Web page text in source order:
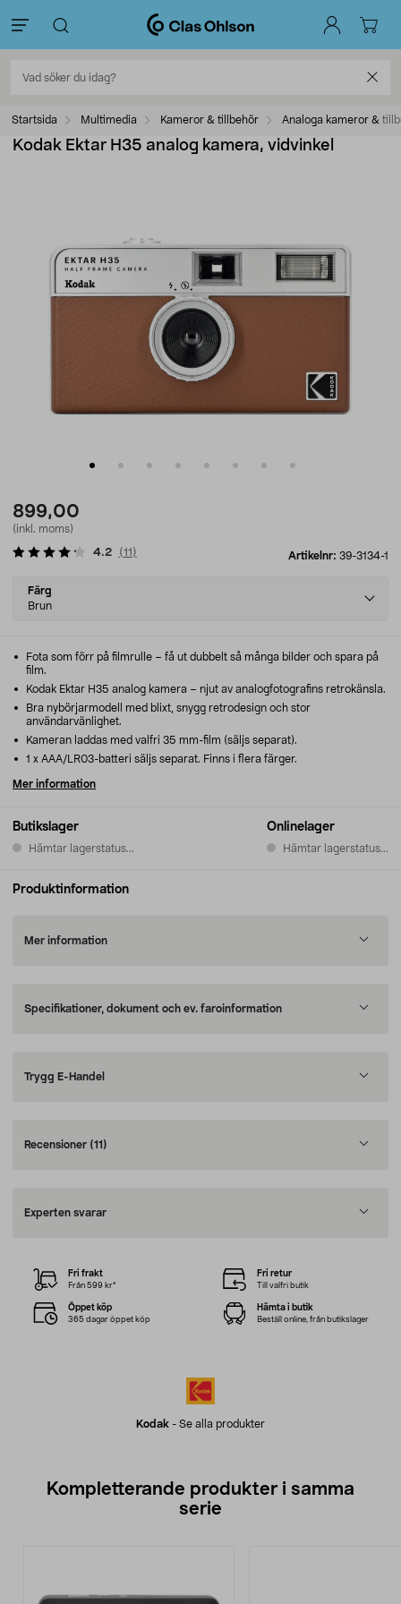
Startsida Multimedia Kameror & tillbehör Analoga kameror &
Kodak Ektar H35 analog kamera, vidvinkel
899,00
(inkl. moms)
Artikelnr: 39-3134-1
4.2 (11 )
Select
variant
Färg
Brun
Butikslager
Hämtar lagerstatus...
Onlinelager
Hämtar lagerstatus...
Fota som förr på filmrulle – få ut dubbelt så många bilder och spara på
film.
Kodak Ektar H35 analog kamera – njut av analogfotografins retrokänsla.
Bra nybörjarmodell med blixt, snygg retrodesign och stor
användarvänlighet.
Kameran laddas med valfri 35 mm-film (säljs separat).
1 x AAA/LR03-batteri säljs separat. Finns i flera färger.
Mer information
Produktinformation
Mer information
Specifikationer, dokument och ev. faroinformation
Trygg E-Handel
Recensioner (11)
Experten svarar
Kodak - Se alla produkter
Fri frakt
Från 599 kr*
Fri retur
Till valfri butik
Öppet köp
365 dagar öppet köp
Hämta i butik
Beställ online, från butikslager
Kompletterande produkter i samma
serie